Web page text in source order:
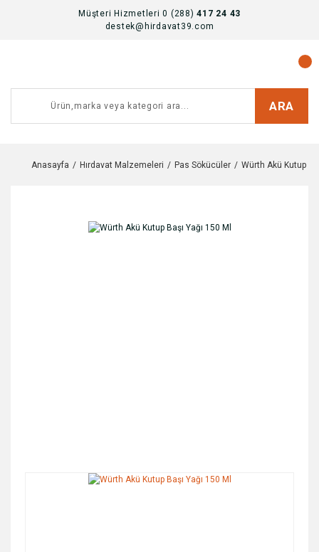
Müşteri Hizmetleri 0 (288)417 24 43
destek@hirdavat39.com
ARA
Anasayfa Hırdavat Malzemeleri Pas Sökücüler Würth Akü Kutup